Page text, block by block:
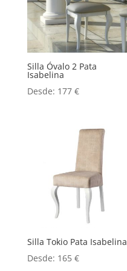
Silla Óvalo 2 Pata
Isabelina
Desde: 177 €
Silla Tokio Pata Isabelina
Desde: 165 €